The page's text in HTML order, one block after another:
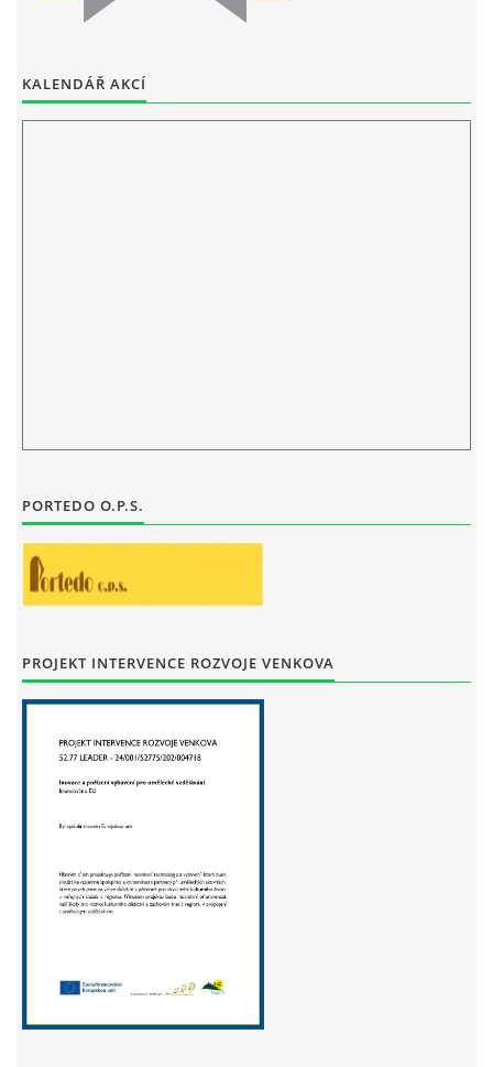
ÚŘEDNÍ DESKA
PIANA DO ŠKOL NKK
BYLO, NEBYLO V ZUŠ STAŇKOV
ZUŠ STAŇKOV
© 2026 eStránky.cz |Tisk|
KALENDÁŘ AKCÍ
PORTEDO O.P.S.
PROJEKT INTERVENCE ROZVOJE VENKOVA